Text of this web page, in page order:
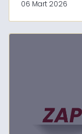
06 Mart 2026